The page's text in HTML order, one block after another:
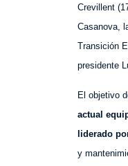
Crevillent
Casanova,
Transición
presidente
El objetivo
actual
liderado
y